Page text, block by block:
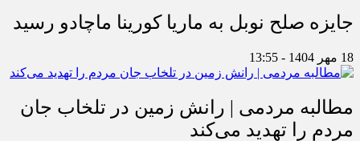
جایزه صلح نوبل به ماریا کورینا ماچادو رسید
18 مهر 1404 - 13:55
مطالبه مردمی | رانش زمین در تلخاب جان
مردم را تهدید می‌کند